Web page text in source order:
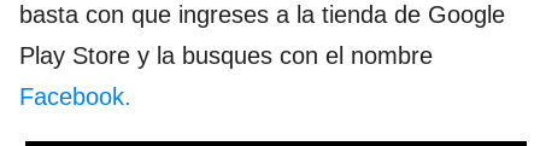
basta con que ingreses a la tienda de Google
Play Store y la busques con el nombre
Facebook.